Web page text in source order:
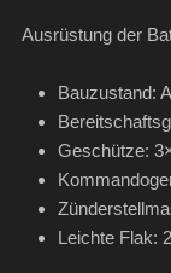
Ausrüstung der
Bauzustand:
Geschütze:
Leichte Flak: